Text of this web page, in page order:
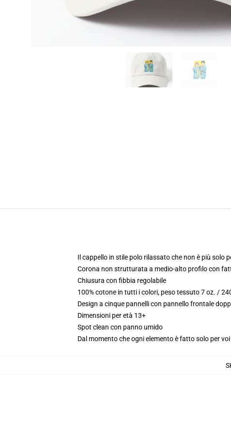
Il cappello in stile polo rilassato che non è più solo
Corona non strutturata a medio-alto profilo con
Chiusura con fibbia regolabile
100% cotone in tutti i colori, peso tessuto 7 oz. /
Design a cinque pannelli con pannello frontale
Dimensioni per età 13+
Spot clean con panno umido
Dal momento che ogni elemento è fatto solo per